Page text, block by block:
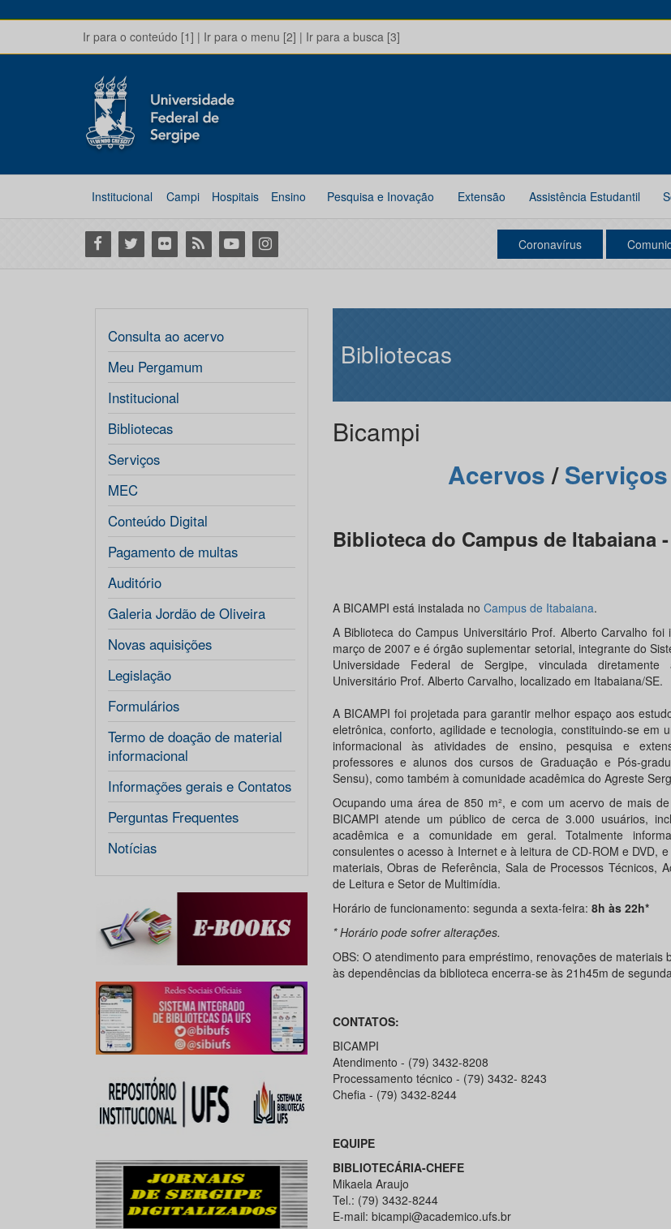
Ir para o conteúdo [1] | Ir para o menu [2] | Ir para a busca [3]
Institucional Campi Hospitais Ensino Pesquisa e Inovação Extensão Assistência Estudantil
Facebook
Twitter Flickr RSS YoutubeInstagram Coronavírus
Consulta ao acervo
Meu Pergamum
Institucional
Bibliotecas
Serviços
MEC
Conteúdo Digital
Pagamento de multas
Auditório
Galeria Jordão de Oliveira
Novas aquisições
Legislação
Formulários
Termo de doação de material
informacional
Informações gerais e Contatos
Perguntas Frequentes
Notícias
Bibliotecas
Bicampi
Acervos/Serviços
Biblioteca do Campus de Itabaiana -
A BICAMPI está instalada no Campus de Itabaiana.
A Biblioteca do Campus Universitário Prof. Alberto Carvalho
março de 2007 e é órgão suplementar setorial, integrante do
Universidade Federal de Sergipe, vinculada
Universitário Prof. Alberto Carvalho, localizado em Itabaiana/SE.
A BICAMPI foi projetada para garantir melhor espaço aos
eletrônica, conforto, agilidade e tecnologia, constituindo-se em
informacional às atividades de ensino, pesquisa e
professores e alunos dos cursos de Graduação e Pós-
Sensu), como também à comunidade acadêmica do Agreste
Ocupando uma área de 850 m², e com um acervo de mais
BICAMPI atende um público de cerca de 3.000 usuários,
acadêmica e a comunidade em geral. Totalmente
consulentes o acesso à Internet e à leitura de CD-ROM e DVD,
materiais, Obras de Referência, Sala de Processos Técnicos,
de Leitura e Setor de Multimídia.
Horário de funcionamento: segunda a sexta-feira: 8h às 22h*
* Horário pode sofrer alterações.
OBS: O atendimento para empréstimo, renovações de materiais
às dependências da biblioteca encerra-se às 21h45m de
CONTATOS:
BICAMPI
Atendimento - (79) 3432-8208
Processamento técnico - (79) 3432- 8243
Chefia - (79) 3432-8244
EQUIPE
BIBLIOTECÁRIA-CHEFE
Mikaela Araujo
Tel.: (79) 3432-8244
E-mail: bicampi@academico.ufs.br